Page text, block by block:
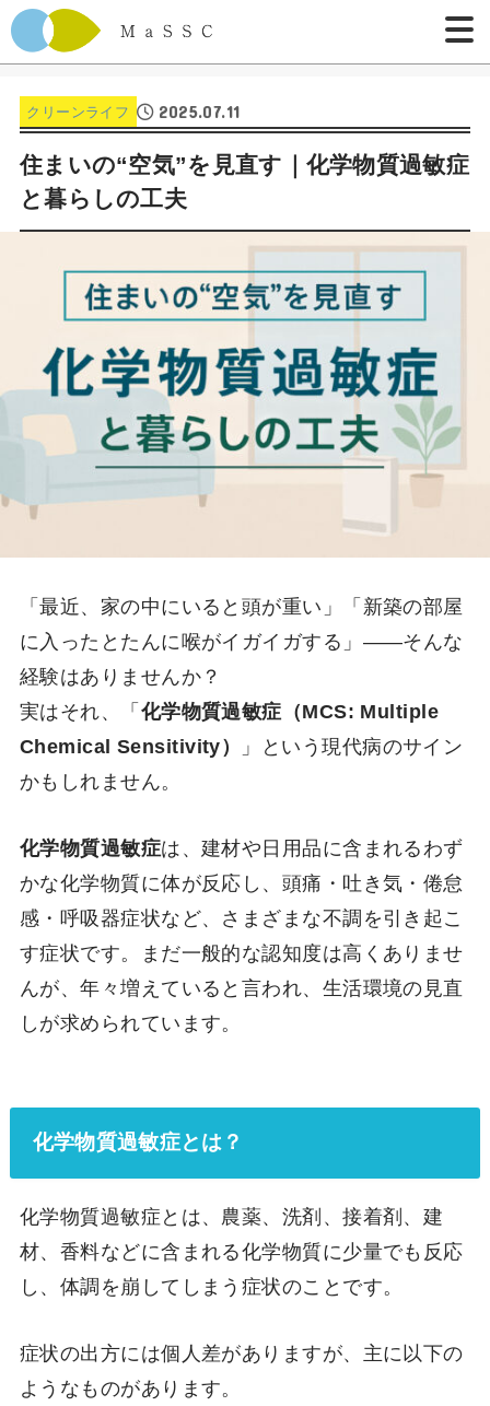
クリーンライフ 2025.07.11
住まいの“空気”を見直す｜化学物質過敏症
と暮らしの工夫
「最近、家の中にいると頭が重い」「新築の部屋
に入ったとたんに喉がイガイガする」――そんな
経験はありませんか？
実はそれ、「 化学物質過敏症（MCS: Multiple
Chemical Sensitivity）
」という現代病のサイン
かもしれません。
化学物質過敏症は、建材や日用品に含まれるわず
かな化学物質に体が反応し、頭痛・吐き気・倦怠
感・呼吸器症状など、さまざまな不調を引き起こ
す症状です。まだ一般的な認知度は高くありませ
んが、年々増えていると言われ、生活環境の見直
しが求められています。
化学物質過敏症とは？
化学物質過敏症とは、農薬、洗剤、接着剤、建
材、香料などに含まれる化学物質に少量でも反応
し、体調を崩してしまう症状のことです。
症状の出方には個人差がありますが、主に以下の
ようなものがあります。